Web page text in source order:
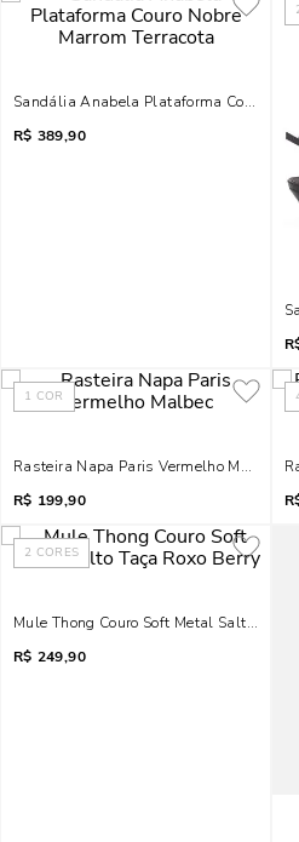
Sandália Anabela Plataforma Couro
R$ 389,90
1 COR
Rasteira Napa Paris Vermelho Malbec
R$ 199,90
2 CORES
Mule Thong Couro Soft Metal Salto Taça
R$ 249,90